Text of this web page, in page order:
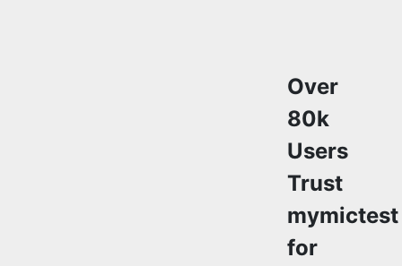
Over
80k
Users
Trust
mymictest
for